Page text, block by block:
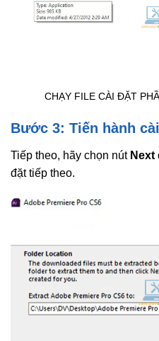
CHẠY FILE CÀI ĐẶT
Bước 3: Tiến hành
Tiếp theo, hãy chọn nút Next
đặt tiếp theo.